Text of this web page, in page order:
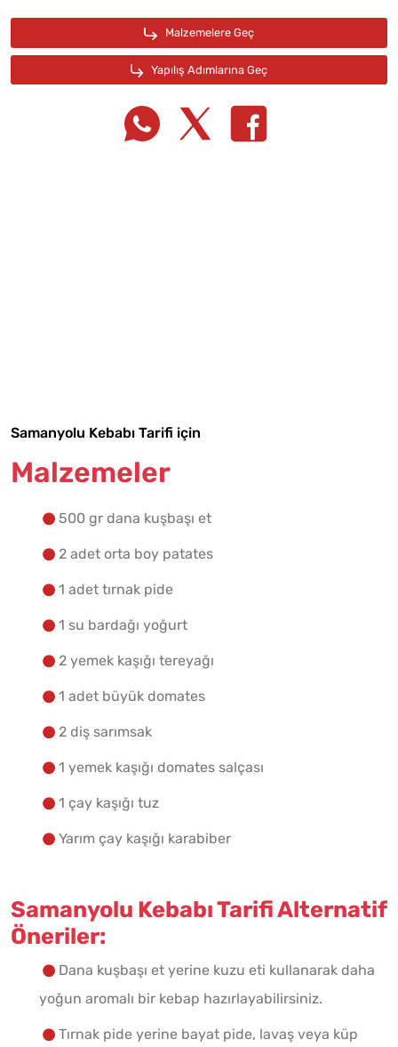
Yapılış Adımlarına Geç
Samanyolu Kebabı Tarifi için
Malzemeler
500 gr dana kuşbaşı et
2 adet orta boy patates
1 adet tırnak pide
1 su bardağı yoğurt
2 yemek kaşığı tereyağı
1 adet büyük domates
2 diş sarımsak
1 yemek kaşığı domates salçası
1 çay kaşığı tuz
Yarım çay kaşığı karabiber
Samanyolu Kebabı Tarifi Alternatif
Öneriler:
Dana kuşbaşı et yerine kuzu eti kullanarak daha
yoğun aromalı bir kebap hazırlayabilirsiniz.
Tırnak pide yerine bayat pide, lavaş veya küp